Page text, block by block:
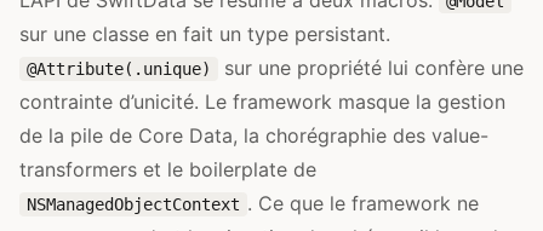
sur une classe en fait un type persistant.
@Attribute(.unique)
sur une propriété lui confère une
contrainte d’unicité. Le framework masque la gestion
de la pile de Core Data, la chorégraphie des value-
transformers et le boilerplate de
NSManagedObjectContext . Ce que le framework ne